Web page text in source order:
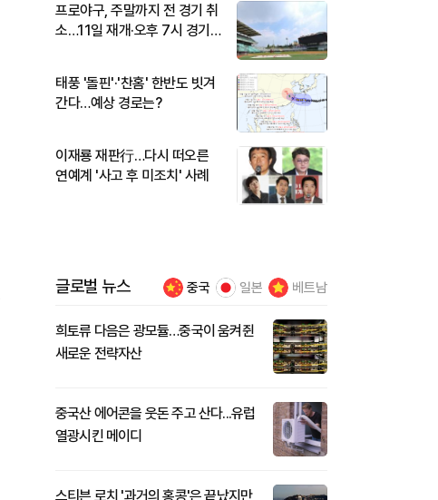
프로야구, 주말까지 전 경기 취
소…11일 재개·오후 7시 경기
태풍 '돌핀'·'찬홈' 한반도 빗겨
간다…예상 경로는?
이재룡 재판行…다시 떠오른
연예계 '사고 후 미조치' 사례
글로벌 뉴스 중국 일본 베트남
희토류 다음은 광모듈…중국이 움켜쥔
새로운 전략자산
중국산 에어콘을 웃돈 주고 산다...유럽
열광시킨 메이디
스티븐 로치 '과거의 홍콩'은 끝났지만